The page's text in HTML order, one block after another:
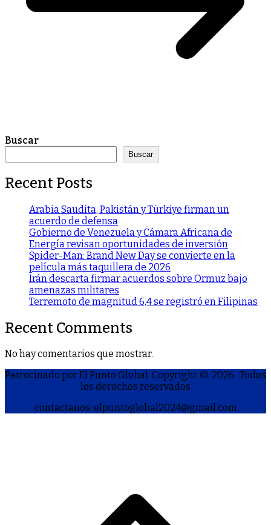
Buscar
Buscar
Recent Posts
Arabia Saudita, Pakistán y Türkiye firman un
acuerdo de defensa
Gobierno de Venezuela y Cámara Africana de
Energía revisan oportunidades de inversión
Spider-Man: Brand New Day se convierte en la
película más taquillera de 2026
Irán descarta firmar acuerdos sobre Ormuz bajo
amenazas militares
Terremoto de magnitud 6,4 se registró en Filipinas
Recent Comments
No hay comentarios que mostrar.
Patrocinado por El Punto Global. Copyright © 2026 . Todos
los derechos reservados
contactanos: elpuntoglobal2024@gmail.com